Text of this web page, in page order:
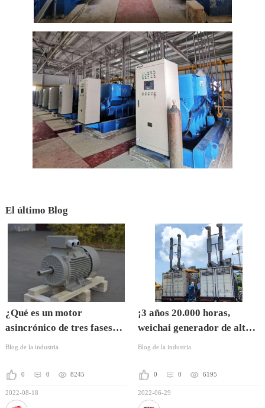
El último Blog
¿Qué es un motor
asincrónico de tres fases
ye3 / ye4?
Blog de la industria
0 0 8245
2022-08-18
¡3 años 20.000 horas,
weichai generador de alta
gama para proteger la
la isla!
Blog de la industria
0 0 6195
2022-06-29